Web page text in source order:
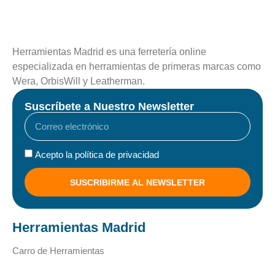
Herramientas Madrid es una ferretería online
especializada en herramientas de primeras marcas como
Wera, OrbisWill y Leatherman.
Suscríbete a Nuestro Newsletter
Acepto la política de privacidad
SUSCRIBIRME AL NEWSLETTER
Herramientas Madrid
Carro de Herramientas